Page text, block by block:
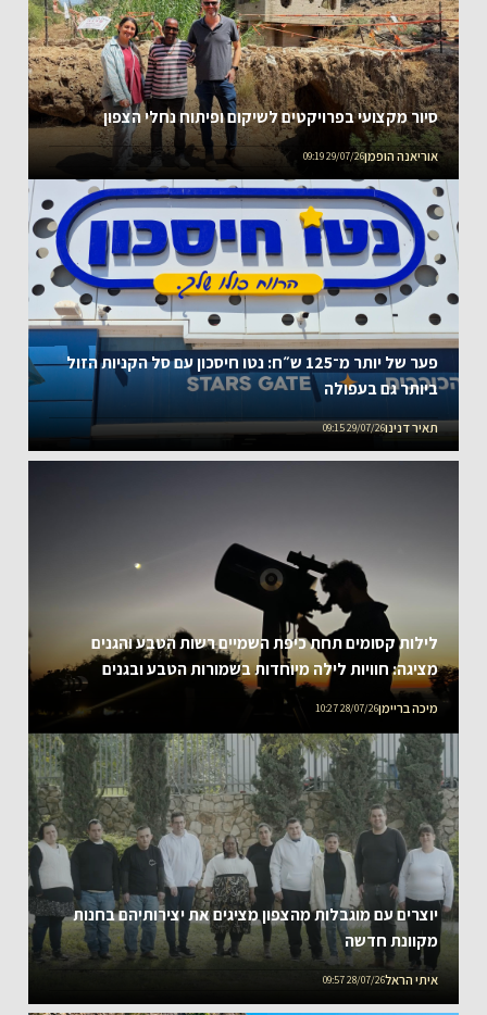
סיור מקצועי בפרויקטים לשיקום ופיתוח נחלי הצפון
אוריאנה הופמן29/07/26 09:19
פער של יותר מ־125 ש״ח: נטו חיסכון עם סל הקניות הזול
ביותר גם בעפולה
תאיר דנינו29/07/26 09:15
לילות קסומים תחת כיפת השמיים רשות הטבע והגנים
מציגה: חוויות לילה מיוחדות בשמורות הטבע ובגנים
הלאומיים ברחבי הארץ, עם שיאו של מופע הפרסאידים –
מטר המטאורים המרהיב של הקיץ תצפיות כוכבים לכל
המשפחה במוקדי פעילות, מצפון ועד דרום ראשון עד
חמישי 09-14 באוגוסט 2026
מיכה בריימן28/07/26 10:27
יוצרים עם מוגבלות מהצפון מציגים את יצירותיהם בחנות
מקוונת חדשה
איתי הראל28/07/26 09:57